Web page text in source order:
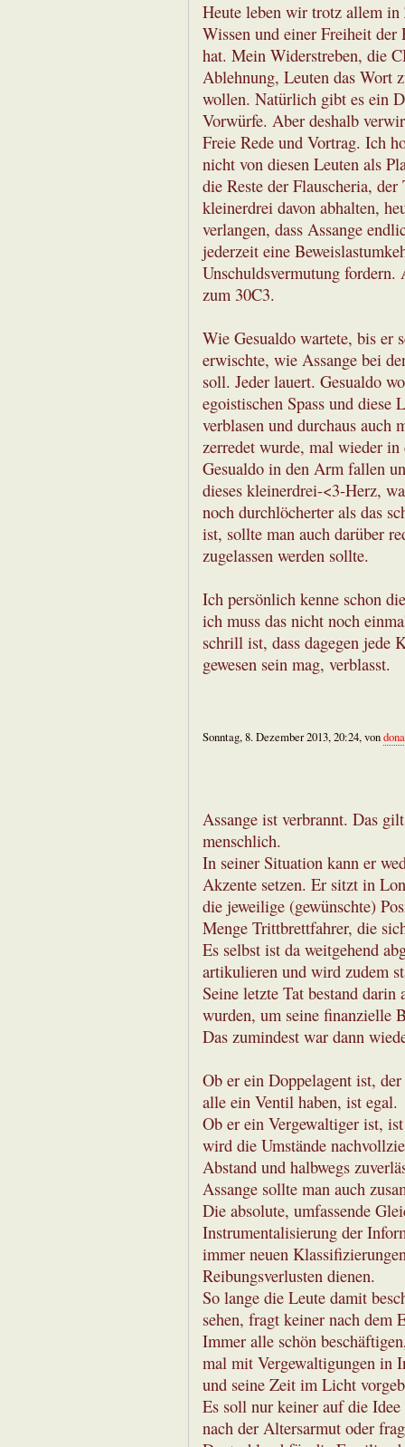
Heute leben wir trotz allem in
Wissen und einer Freiheit der
hat. Mein Widerstreben, die
Ablehnung, Leuten das Wort
wollen. Natürlich gibt es ein
Vorwürfe. Aber deshalb
Freie Rede und Vortrag. Ich
nicht von diesen Leuten als
die Reste der Flauscheria,
kleinerdrei davon abhalten,
verlangen, dass Assange
jederzeit eine
Unschuldsvermutung
zum 30C3.
Wie Gesualdo wartete, bis er
erwischte, wie Assange bei
soll. Jeder lauert. Gesualdo
egoistischen Spass und diese
verblasen und durchaus
zerredet wurde, mal wieder
Gesualdo in den Arm fallen
dieses kleinerdrei-<3-Herz,
noch durchlöcherter als das
ist, sollte man auch darüber
zugelassen werden sollte.
Ich persönlich kenne schon
ich muss das nicht noch
schrill ist, dass dagegen jede
gewesen sein mag, verblasst.
Sonntag, 8. Dezember 2013, 20:24, von
Assange ist verbrannt. Das
menschlich.
In seiner Situation kann er
Akzente setzen. Er sitzt in
die jeweilige (gewünschte)
Menge Trittbrettfahrer, die
Es selbst ist da weitgehend
artikulieren und wird zudem
Seine letzte Tat bestand
wurden, um seine finanzielle
Das zumindest war dann
Ob er ein Doppelagent ist,
alle ein Ventil haben, ist egal.
Ob er ein Vergewaltiger ist,
wird die Umstände
Abstand und halbwegs
Assange sollte man auch
Die absolute, umfassende
Instrumentalisierung der
immer neuen
Reibungsverlusten dienen.
So lange die Leute damit
sehen, fragt keiner nach dem
Immer alle schön
mal mit Vergewaltigungen in
und seine Zeit im Licht
Es soll nur keiner auf die
nach der Altersarmut oder